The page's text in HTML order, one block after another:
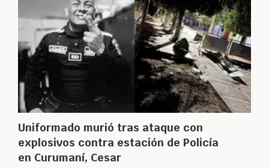
Uniformado murió tras ataque con
explosivos contra estación de Policía
en Curumaní, Cesar